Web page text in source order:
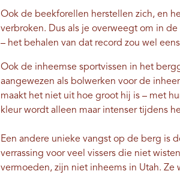
Ook de beekforellen herstellen zich, en
verbroken. Dus als je overweegt om in
– ​​het behalen van dat record zou wel
Ook de inheemse sportvissen in het
aangewezen als bolwerken voor de
maakt het niet uit hoe groot hij is – met
kleur wordt alleen maar intenser tijdens
Een andere unieke vangst op de berg is
verrassing voor veel vissers die niet
vermoeden, zijn niet inheems in Utah.